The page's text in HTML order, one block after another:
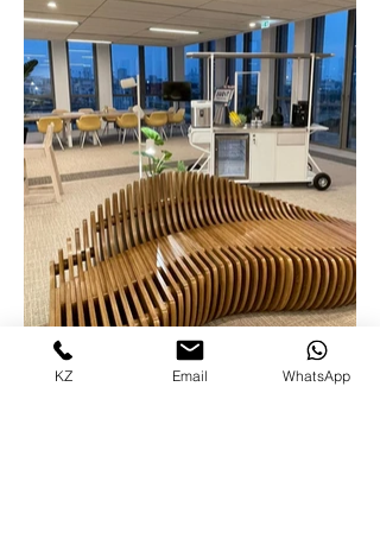
KZ Email WhatsApp